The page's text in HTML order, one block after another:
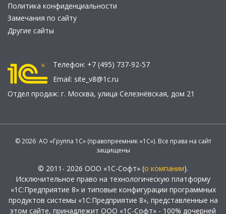
Политика конфиденциальности
Замечания по сайту
Другие сайты
Телефон: +7 (495) 737-92-57
Email: site_v8@1c.ru
Отдел продаж: г. Москва, улица Селезнёвская, дом 21
© 2026 АО «Группа 1С» (правопреемник «1С»). Все права на сайт
защищены
© 2011- 2026 ООО «1С-Софт» (о компании).
Исключительное право на технологическую платформу
«1С:Предприятие 8» и типовые конфигурации программных
продуктов системы «1С:Предприятие 8», представленные на
этом сайте, принадлежит ООО «1С-Софт» - 100% дочерней